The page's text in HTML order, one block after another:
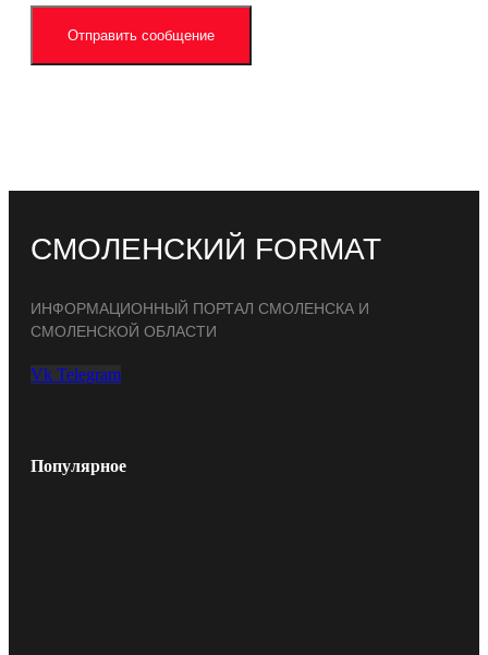
Отправить сообщение
СМОЛЕНСКИЙ FORMAT
ИНФОРМАЦИОННЫЙ ПОРТАЛ СМОЛЕНСКА И
СМОЛЕНСКОЙ ОБЛАСТИ
Vk Telegram
Популярное